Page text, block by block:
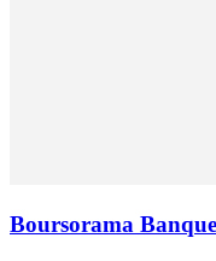
Boursorama